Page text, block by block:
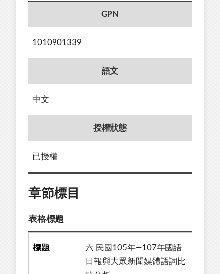
GPN
1010901339
語文
中文
授權狀態
已授權
章節標目
表格標題
六 民國105年—107年國語
日報與大眾新聞媒體語詞比